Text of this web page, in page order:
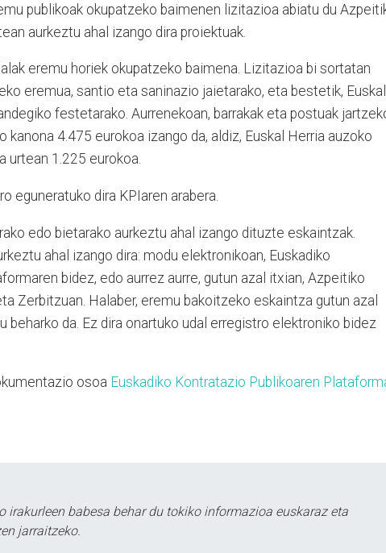
publikoak okupatzeko baimenen lizitazioa abiatu du
aurkeztu ahal izango dira proiektuak.
eremu horiek okupatzeko baimena. Lizitazioa bi sortatan
eremua, santio eta saninazio jaietarako, eta bestetik, Euskal
festetarako. Aurrenekoan, barrakak eta postuak
kanona 4.475 eurokoa izango da, aldiz, Euskal Herria auzoko
urtean 1.225 eurokoa.
eguneratuko dira KPIaren arabera.
edo bietarako aurkeztu ahal izango dituzte eskaintzak.
ahal izango dira: modu elektronikoan, Euskadiko
bidez, edo aurrez aurre, gutun azal itxian, Azpeitiko
Zerbitzuan. Halaber, eremu bakoitzeko eskaintza gutun azal
beharko da. Ez dira onartuko udal erregistro elektroniko bidez
osoa Euskadiko Kontratazio Publikoaren
irakurleen babesa behar du tokiko informazioa euskaraz eta
jarraitzeko.